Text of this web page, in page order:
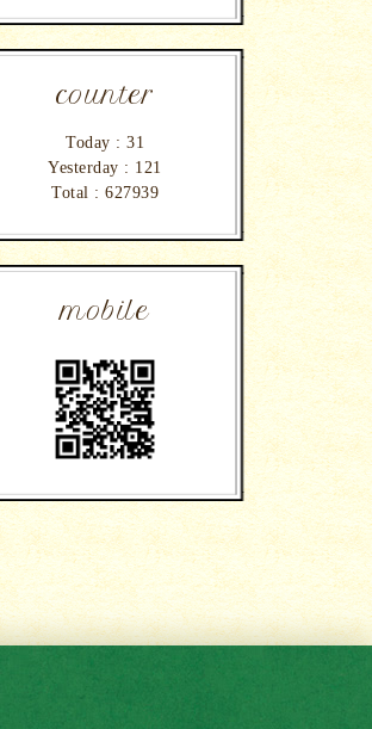
counter
Today : 31
Yesterday : 121
Total : 627939
mobile